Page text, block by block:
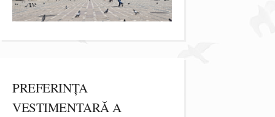
PREFERINȚA
VESTIMENTARĂ A